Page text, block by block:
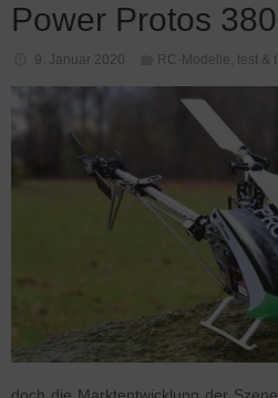
Power Protos 380
9. Januar 2020 RC-Modelle, test &